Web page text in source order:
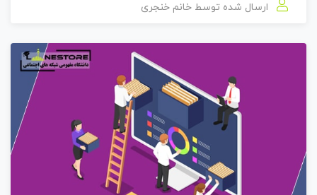
ارسال شده توسط خانم خنجری